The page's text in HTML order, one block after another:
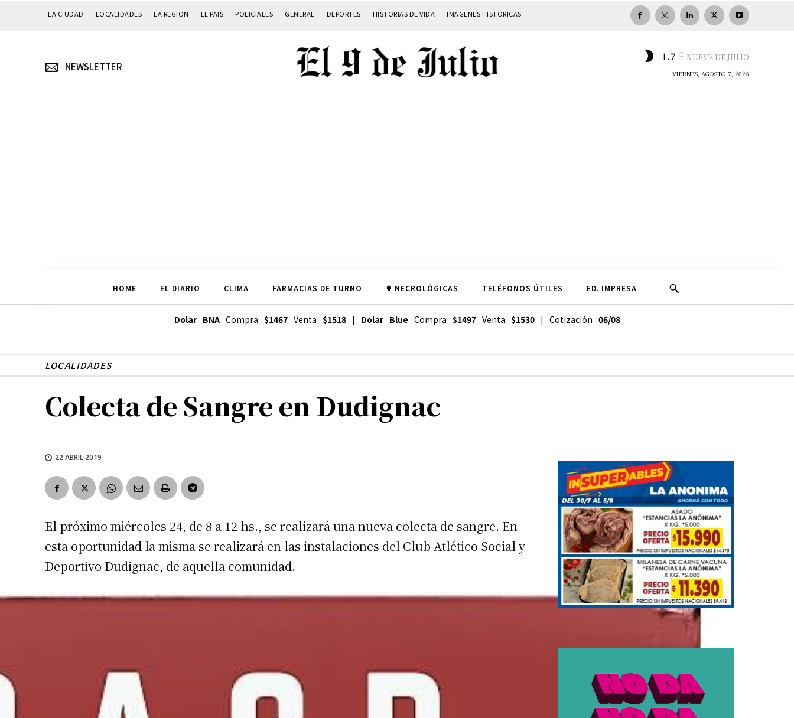
LA CIUDAD LOCALIDADES LA REGION EL PAIS POLICIALES GENERAL DEPORTES HISTORIAS DE VIDA IMAGENES HISTORICAS
NEWSLETTER
1.7 C NUEVE DE JULIO
VIERNES, AGOSTO 7, 2026
HOME EL DIARIO CLIMA FARMACIAS DE TURNO ✟ NECROLÓGICAS TELÉFONOS ÚTILES ED. IMPRESA
Dolar BNACompra $1467Venta $1518| Dolar Blue Compra $1497Venta $1530| Cotización 06/08
LOCALIDADES
Colecta de Sangre en Dudignac
22 ABRIL 2019
El próximo miércoles 24, de 8 a 12 hs., se realizará una nueva colecta de sangre. En
esta oportunidad la misma se realizará en las instalaciones del Club Atlético Social y
Deportivo Dudignac, de aquella comunidad.